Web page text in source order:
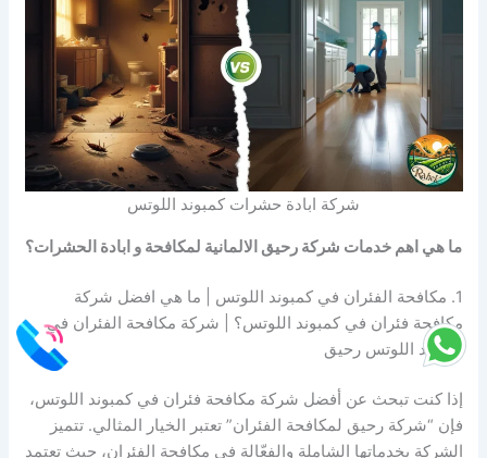
شركة ابادة حشرات كمبوند اللوتس
ما هي اهم خدمات شركة رحيق الالمانية لمكافحة و ابادة الحشرات؟
1. مكافحة الفئران في كمبوند اللوتس | ما هي افضل شركة
مكافحة فئران في كمبوند اللوتس؟ | شركة مكافحة الفئران في
كمبوند اللوتس رحيق
إذا كنت تبحث عن أفضل شركة مكافحة فئران في كمبوند اللوتس،
فإن “شركة رحيق لمكافحة الفئران” تعتبر الخيار المثالي. تتميز
الشركة بخدماتها الشاملة والفعّالة في مكافحة الفئران، حيث تعتمد